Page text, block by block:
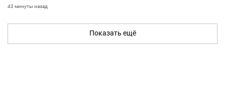
43 минуты назад
Показать ещё